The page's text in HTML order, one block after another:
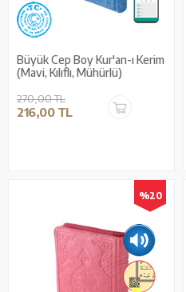
Büyük Cep Boy Kur'an-ı Kerim
(Mavi, Kılıflı, Mühürlü)
270,00 TL
216,00 TL
%20